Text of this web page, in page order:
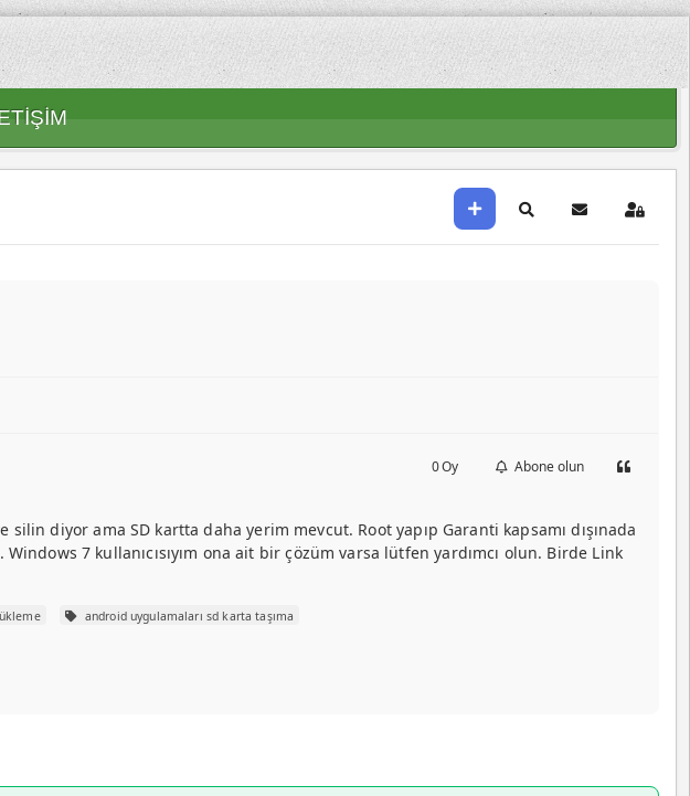
0Oy Abone olun
diyor ama SD kartta daha yerim mevcut. Root yapıp Garanti kapsamı dışınada
7 kullanıcısıyım ona ait bir çözüm varsa lütfen yardımcı olun. Birde Link
android uygulamaları sd karta taşıma